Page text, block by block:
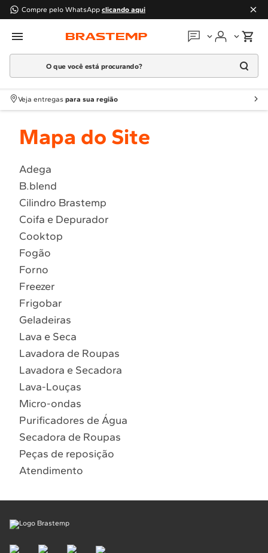
Compre pelo WhatsApp clicando aqui
Em que podemos
Atendimento Brastemp
Localizar assistência técnica
O que você está procurando?
Termos mais buscados
1º Geladeira
2
Fogao
4 º Lava Louça
5 º Cooktop
6º Microondas Brastemp
7º Forno
8º Embutir
9º Lava Seca
Veja entregas para sua região
Mapa do Site
Adega
B.blend
Cilindro Brastemp
Coifa e Depurador
Cooktop
Fogão
Forno
Freezer
Frigobar
Geladeiras
Lava e Seca
Lavadora de Roupas
Lavadora e Secadora
Lava-Louças
Micro-ondas
Purificadores de Água
Secadora de Roupas
Peças de reposição
Atendimento